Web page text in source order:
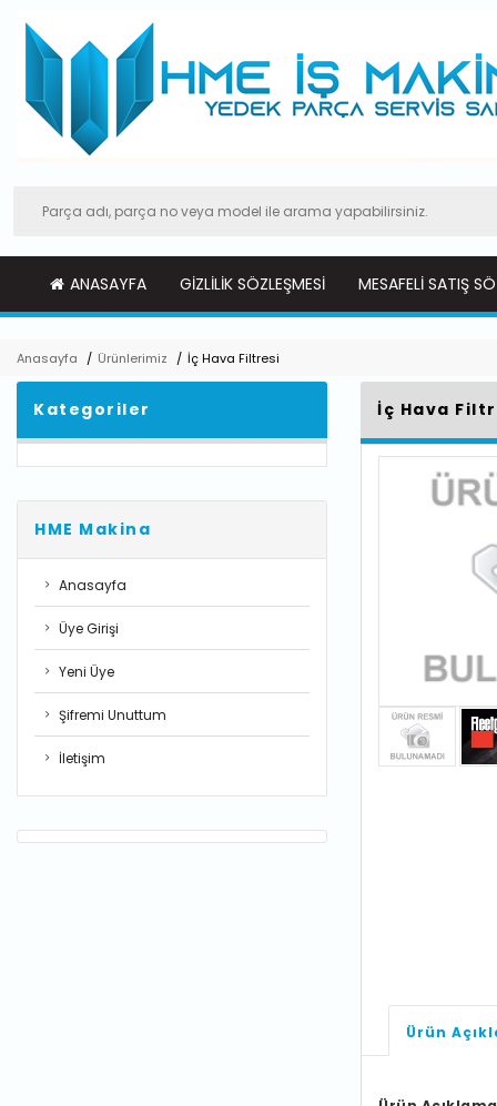
ANASAYFA GIZLILIK SÖZLEŞMESI MESAFELI SATIŞ
Anasayfa / Ürünlerimiz / İç Hava Filtresi
Kategoriler
HME Makina
Anasayfa
Üye Girişi
Yeni Üye
Şifremi Unuttum
İletişim
İç Hava
Ürün